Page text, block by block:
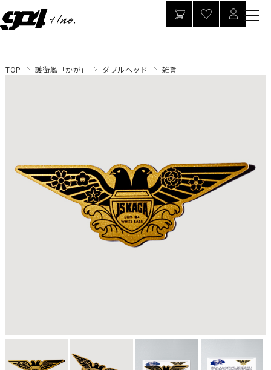
TOP 護衛艦「かが」 ダブルヘッド 雑貨